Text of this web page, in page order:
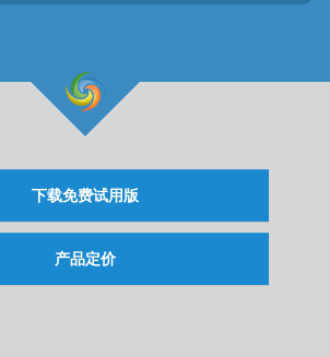
下载免费试用版
产品定价